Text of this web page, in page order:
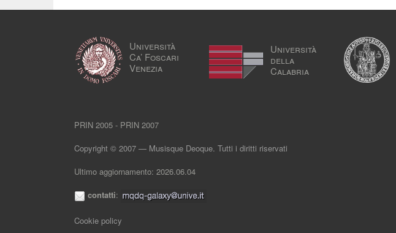
Università
Ca’ Foscari
Venezia
Università
della
Calabria
PRIN 2005 - PRIN 2007
Copyright © 2007 — Musisque Deoque. Tutti i diritti riservati
Ultimo aggiornamento: 2026.06.04
contatti:
Cookie policy